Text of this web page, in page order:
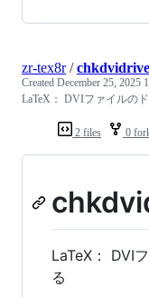
2 files 0
zr-tex8r/
Created December 25, 2025
LaTeX： DVIファイルの
LaTeX： DVI
る